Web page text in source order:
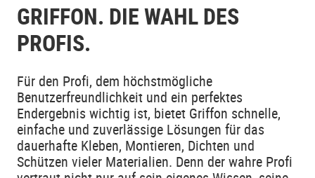
GRIFFON. DIE WAHL DES
PROFIS.
Für den Profi, dem höchstmögliche
Benutzerfreundlichkeit und ein perfektes
Endergebnis wichtig ist, bietet Griffon schnelle,
einfache und zuverlässige Lösungen für das
dauerhafte Kleben, Montieren, Dichten und
Schützen vieler Materialien. Denn der wahre Profi